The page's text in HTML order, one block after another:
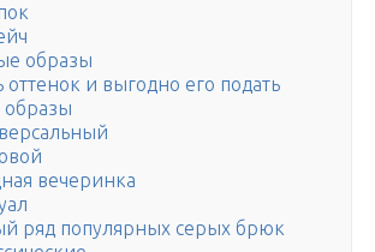
образы
оттенок и выгодно его подать
вечеринка
ряд популярных серых брюк